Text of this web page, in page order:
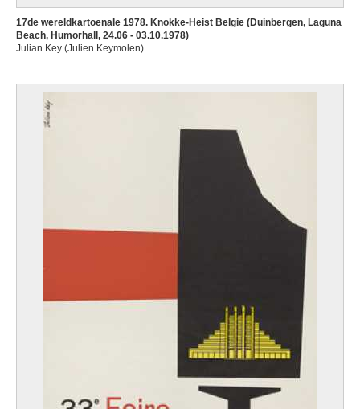
17de wereldkartoenale 1978. Knokke-Heist Belgie (Duinbergen, Laguna
Beach, Humorhall, 24.06 - 03.10.1978)
Julian Key (Julien Keymolen)